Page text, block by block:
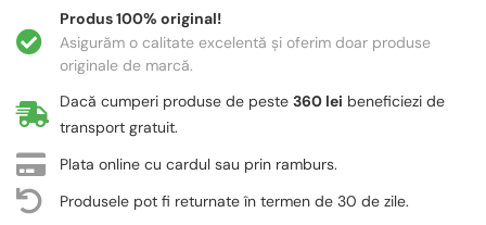
Produs 100% original!
Asigurăm o calitate excelentă și oferim doar produse
originale de marcă.
Dacă cumperi produse de peste 360 lei beneficiezi de
transport gratuit.
Plata online cu cardul sau prin ramburs.
Produsele pot fi returnate în termen de 30 de zile.